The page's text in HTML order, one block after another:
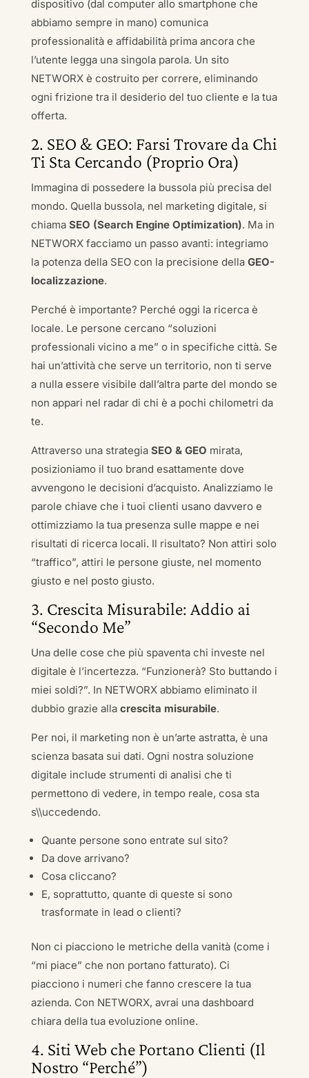
dispositivo (dal computer allo smartphone che
abbiamo sempre in mano) comunica
professionalità e affidabilità prima ancora che
l’utente legga una singola parola. Un sito
NETWORX è costruito per correre, eliminando
ogni frizione tra il desiderio del tuo cliente e la tua
offerta.
2. SEO & GEO: Farsi Trovare da Chi
Ti Sta Cercando (Proprio Ora)
Immagina di possedere la bussola più precisa del
mondo. Quella bussola, nel marketing digitale, si
chiama SEO (Search Engine Optimization). Ma in
NETWORX facciamo un passo avanti: integriamo
la potenza della SEO con la precisione della GEO-
localizzazione.
Perché è importante? Perché oggi la ricerca è
locale. Le persone cercano “soluzioni
professionali vicino a me” o in specifiche città. Se
hai un’attività che serve un territorio, non ti serve
a nulla essere visibile dall’altra parte del mondo se
non appari nel radar di chi è a pochi chilometri da
te.
Attraverso una strategia SEO & GEO mirata,
posizioniamo il tuo brand esattamente dove
avvengono le decisioni d’acquisto. Analizziamo le
parole chiave che i tuoi clienti usano davvero e
ottimizziamo la tua presenza sulle mappe e nei
risultati di ricerca locali. Il risultato? Non attiri solo
“traffico”, attiri le persone giuste, nel momento
giusto e nel posto giusto.
3. Crescita Misurabile: Addio ai
“Secondo Me”
Una delle cose che più spaventa chi investe nel
digitale è l’incertezza. “Funzionerà? Sto buttando i
miei soldi?”. In NETWORX abbiamo eliminato il
dubbio grazie alla crescita misurabile.
Per noi, il marketing non è un’arte astratta, è una
scienza basata sui dati. Ogni nostra soluzione
digitale include strumenti di analisi che ti
permettono di vedere, in tempo reale, cosa sta
s\\uccedendo.
Quante persone sono entrate sul sito?
Da dove arrivano?
Cosa cliccano?
E, soprattutto, quante di queste si sono
trasformate in lead o clienti?
Non ci piacciono le metriche della vanità (come i
“mi piace” che non portano fatturato). Ci
piacciono i numeri che fanno crescere la tua
azienda. Con NETWORX, avrai una dashboard
chiara della tua evoluzione online.
4. Siti Web che Portano Clienti (Il
Nostro “Perché”)